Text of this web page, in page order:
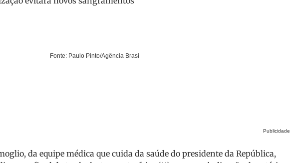
Fonte: Paulo Pinto/Agência Brasi
Publicidade
da equipe médica que cuida da saúde do presidente da República,